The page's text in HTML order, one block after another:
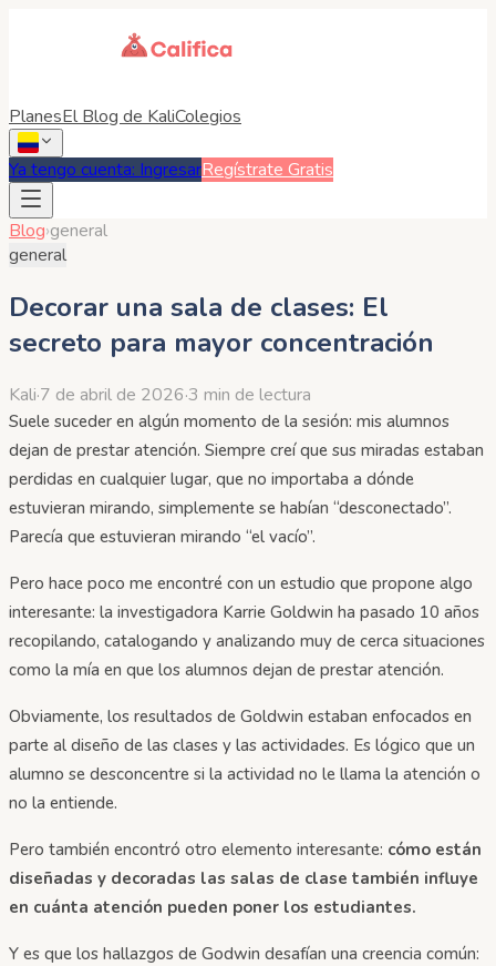
PlanesEl Blog de KaliColegios
Ya tengo cuenta: IngresarRegístrate Gratis
Blog›general
general
Decorar una sala de clases: El
secreto para mayor concentración
Kali·7 de abril de 2026·3 min de lectura
Suele suceder en algún momento de la sesión: mis alumnos
dejan de prestar atención. Siempre creí que sus miradas estaban
perdidas en cualquier lugar, que no importaba a dónde
estuvieran mirando, simplemente se habían “desconectado”.
Parecía que estuvieran mirando “el vacío”.
Pero hace poco me encontré con un estudio que propone algo
interesante: la investigadora Karrie Goldwin ha pasado 10 años
recopilando, catalogando y analizando muy de cerca situaciones
como la mía en que los alumnos dejan de prestar atención.
Obviamente, los resultados de Goldwin estaban enfocados en
parte al diseño de las clases y las actividades. Es lógico que un
alumno se desconcentre si la actividad no le llama la atención o
no la entiende.
Pero también encontró otro elemento interesante: cómo están
diseñadas y decoradas las salas de clase también influye
en cuánta atención pueden poner los estudiantes.
Y es que los hallazgos de Godwin desafían una creencia común: